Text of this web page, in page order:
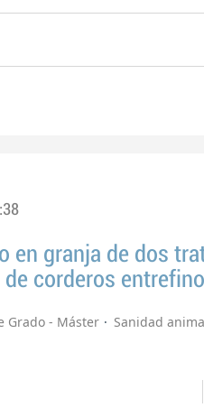
en granja de dos
corderos
Grado - Máster
Sanidad